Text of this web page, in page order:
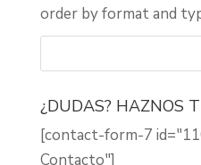
order by format and
¿DUDAS? HAZNOS
[contact-form-7
Contacto"]